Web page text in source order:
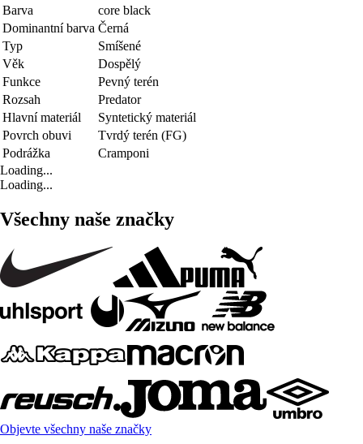
Barva
core black
Dominantní barva Černá
Typ
Smíšené
Věk
Dospělý
Funkce
Pevný terén
Rozsah
Predator
Hlavní materiál
Syntetický materiál
Povrch obuvi
Tvrdý terén (FG)
Podrážka
Cramponi
Loading...
Loading...
Všechny naše značky
Objevte všechny naše značky